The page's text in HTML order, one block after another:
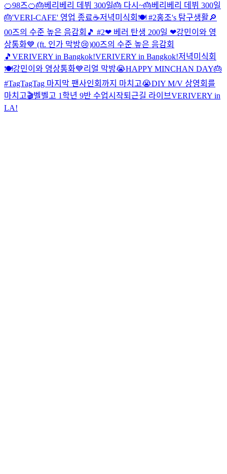
🍊98즈🍊🎂베리베리 데뷔 300일🎂 다시~🎂베리베리 데뷔 300일
🎂'VERI-CAFE' 영업 종료☕저녁미식회🍽 #2홍조's 탐구생활🔎
00즈의 수준 높은 음감회🎵 #2❤ 베러 탄생 200일 ❤강민이와 영
상통화💙 (ft. 인가 막방😢)00즈의 수준 높은 음감회
🎵 VERIVERY in Bangkok!VERIVERY in Bangkok!저녁미식회
🍽강민이와 영상통화💙리얼 막방😭HAPPY MINCHAN DAY🎂
#TagTagTag 마지막 팬사인회까지 마치고😭DIY M/V 상영회를
마치고🎬벨벨고 1학년 9반 수업시작퇴근길 라이브VERIVERY in
LA!